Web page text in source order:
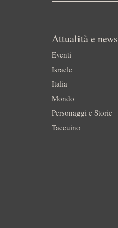
Attualità e news
Eventi
Israele
Italia
Mondo
Personaggi e Storie
Taccuino